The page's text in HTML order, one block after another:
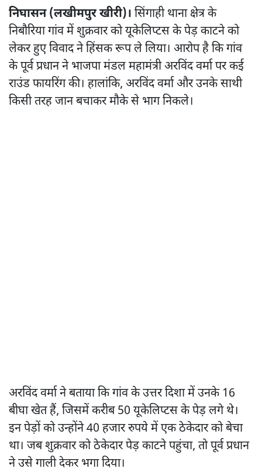
निघासन (लखीमपुर खीरी)। सिंगाही थाना क्षेत्र के
निबौरिया गांव में शुक्रवार को यूकेलिप्टस के पेड़ काटने को
लेकर हुए विवाद ने हिंसक रूप ले लिया। आरोप है कि गांव
के पूर्व प्रधान ने भाजपा मंडल महामंत्री अरविंद वर्मा पर कई
राउंड फायरिंग की। हालांकि, अरविंद वर्मा और उनके साथी
किसी तरह जान बचाकर मौके से भाग निकले।
अरविंद वर्मा ने बताया कि गांव के उत्तर दिशा में उनके 16
बीघा खेत हैं, जिसमें करीब 50 यूकेलिप्टस के पेड़ लगे थे।
इन पेड़ों को उन्होंने 40 हजार रुपये में एक ठेकेदार को बेचा
था। जब शुक्रवार को ठेकेदार पेड़ काटने पहुंचा, तो पूर्व प्रधान
ने उसे गाली देकर भगा दिया।